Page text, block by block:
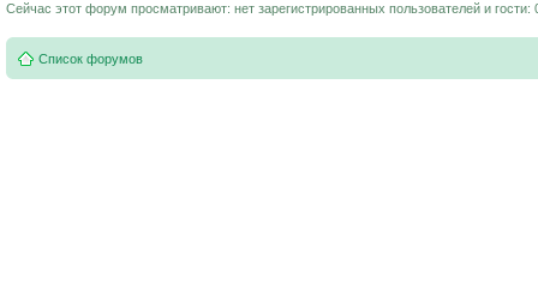
Сейчас этот форум просматривают: нет зарегистрированных пользователей и гости:
Список форумов